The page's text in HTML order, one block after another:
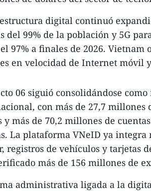
digital continuó
del 99% de la población y 5G
97% a finales de 2026. Vietnam
en velocidad de Internet móvil
06 siguió consolidándose
con más de 27,7 millones
y más de 70,2 millones de
La plataforma VNeID ya
registros de vehículos y tarjetas
más de 156 millones de
administrativa ligada a la